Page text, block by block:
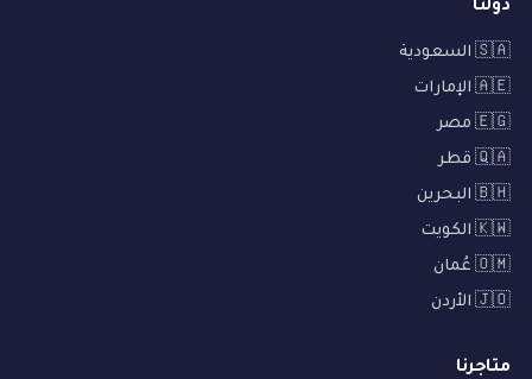
دولنا
🇸🇦 السعودية
🇦🇪 الإمارات
🇪🇬 مصر
🇶🇦 قطر
🇧🇭 البحرين
🇰🇼 الكويت
🇴🇲 عُمان
🇯🇴 الأردن
متاجرنا